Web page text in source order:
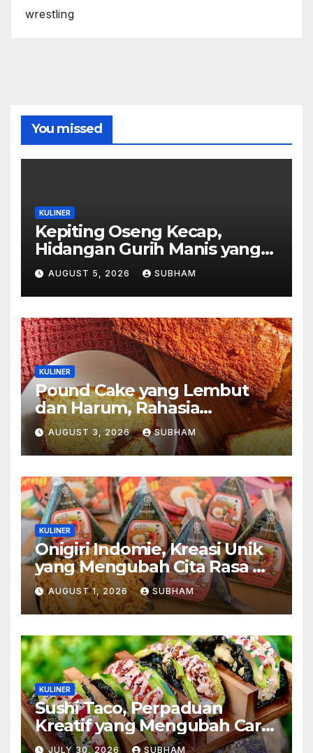
wrestling
You missed
KULINER
Kepiting Oseng Kecap,
Hidangan Gurih Manis yang
Selalu Menggugah Selera di
Setiap Suapan
AUGUST 5, 2026 SUBHAM
KULINER
Pound Cake yang Lembut
dan Harum, Rahasia
Kelezatan Kue Klasik yang
Tak Pernah Kehilangan
Pesona
AUGUST 3, 2026 SUBHAM
KULINER
Onigiri Indomie, Kreasi Unik
yang Mengubah Cita Rasa Mi
Favorit Menjadi Sajian
Kekinian
AUGUST 1, 2026 SUBHAM
KULINER
Sushi Taco, Perpaduan
Kreatif yang Mengubah Cara
Menikmati Hidangan Favorit
JULY 30, 2026 SUBHAM